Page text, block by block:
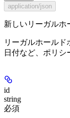
application/json
新しいリーガルホ
リーガルホール
日付など、ポリシ
id
string
必須